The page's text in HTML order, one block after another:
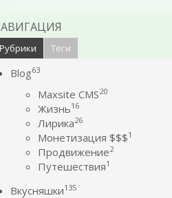
Рубрики Теги
Blog63
Maxsite CMS20
Жизнь16
Лирика26
Монетизация $$$1
Продвижение2
Путешествия1
Вкусняшки135